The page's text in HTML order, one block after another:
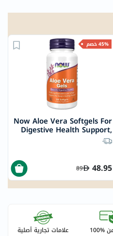
45% خصم
Now Aloe Vera Softgels For
Digestive Health Support,
Pack of 100's
48.95
89
%100 علامات تجارية أصلية